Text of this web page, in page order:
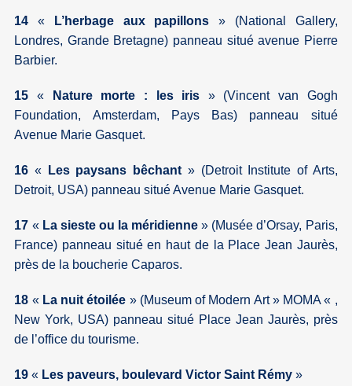
14 « L’herbage aux papillons » (National Gallery,
Londres, Grande Bretagne) panneau situé avenue Pierre
Barbier.
15 « Nature morte : les iris » (Vincent van Gogh
Foundation, Amsterdam, Pays Bas) panneau situé
Avenue Marie Gasquet.
16 « Les paysans bêchant » (Detroit Institute of Arts,
Detroit, USA) panneau situé Avenue Marie Gasquet.
17 « La sieste ou la méridienne » (Musée d’Orsay, Paris,
France) panneau situé en haut de la Place Jean Jaurès,
près de la boucherie Caparos.
18 « La nuit étoilée » (Museum of Modern Art » MOMA « ,
New York, USA) panneau situé Place Jean Jaurès, près
de l’office du tourisme.
19 « Les paveurs, boulevard Victor Saint Rémy »